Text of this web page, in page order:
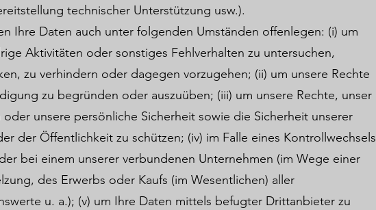
technischer Unterstützung usw.).
Ihre Daten auch unter folgenden Umständen offenlegen: (i) um
Aktivitäten oder sonstiges Fehlverhalten zu untersuchen,
zu verhindern oder dagegen vorzugehen; (ii) um unsere Rechte
zu begründen oder auszuüben; (iii) um unsere Rechte, unser
oder unsere persönliche Sicherheit sowie die Sicherheit unserer
der Öffentlichkeit zu schützen; (iv) im Falle eines Kontrollwechsels
bei einem unserer verbundenen Unternehmen (im Wege einer
des Erwerbs oder Kaufs (im Wesentlichen) aller
u. a.); (v) um Ihre Daten mittels befugter Drittanbieter zu